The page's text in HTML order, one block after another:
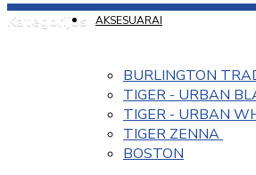
Kategorijos AKSESUARAI
BURLINGTON
TIGER - URBAN
TIGER - URBAN
TIGER ZENNA
BOSTON